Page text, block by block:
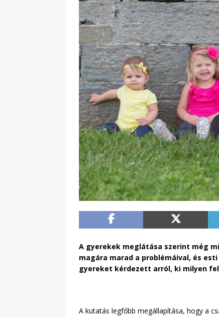
A gyerekek meglátása szerint még
magára marad a problémáival, és
gyereket kérdezett arról, ki milyen
A kutatás legfőbb megállapítása, hogy a